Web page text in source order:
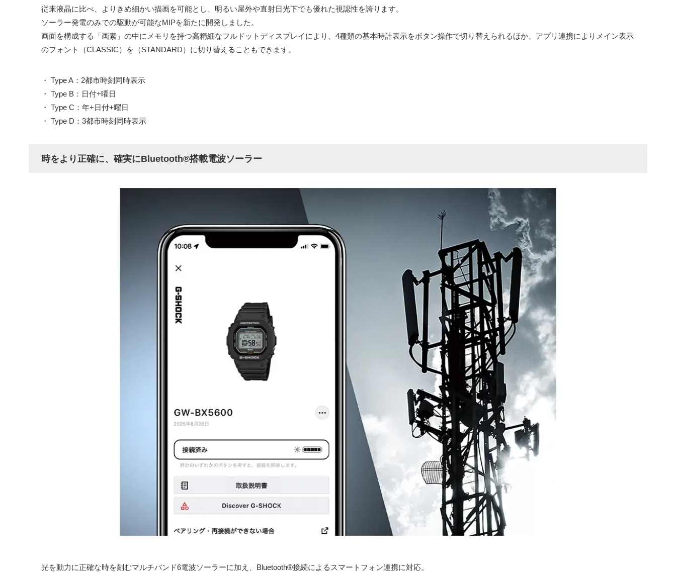
従来液晶に比べ、よりきめ細かい描画を可能とし、明るい屋外や直射日光下でも優れた視認性を誇ります。
ソーラー発電のみでの駆動が可能なMIPを新たに開発しました。
画面を構成する「画素」の中にメモリを持つ高精細なフルドットディスプレイにより、4種類の基本時計表示をボタン操作で切り替えられるほか、アプリ連携によりメイン表示
のフォント（CLASSIC）を（STANDARD）に切り替えることもできます。
・ Type A：2都市時刻同時表示
・ Type B：日付+曜日
・ Type C：年+日付+曜日
・ Type D：3都市時刻同時表示
時をより正確に、確実にBluetooth®搭載電波ソーラー
光を動力に正確な時を刻むマルチバンド6電波ソーラーに加え、Bluetooth®接続によるスマートフォン連携に対応。